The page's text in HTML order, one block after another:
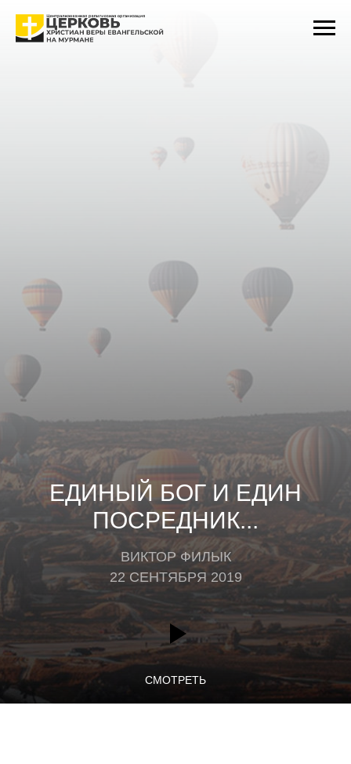
ЕДИНЫЙ БОГ И ЕДИН
ПОСРЕДНИК...
ВИКТОР ФИЛЫК
22 СЕНТЯБРЯ 2019
СМОТРЕТЬ